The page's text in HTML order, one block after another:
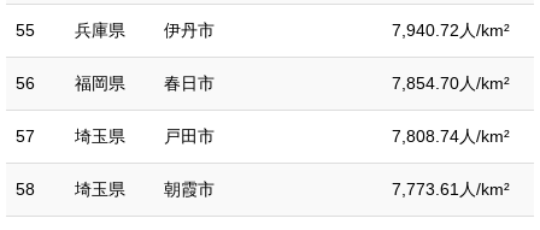
55 兵庫県 伊丹市 7,940.72人/km²
56 福岡県 春日市 7,854.70人/km²
57 埼玉県 戸田市 7,808.74人/km²
58 埼玉県 朝霞市 7,773.61人/km²